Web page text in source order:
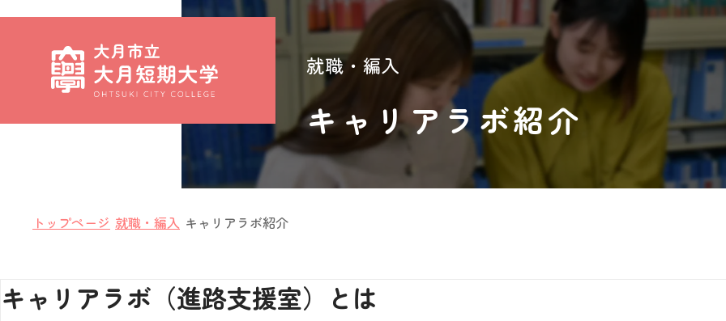
就職・編入
キャリアラボ紹介
トップページ 就職・編入 キャリアラボ紹介
キャリアラボ（進路支援室）とは